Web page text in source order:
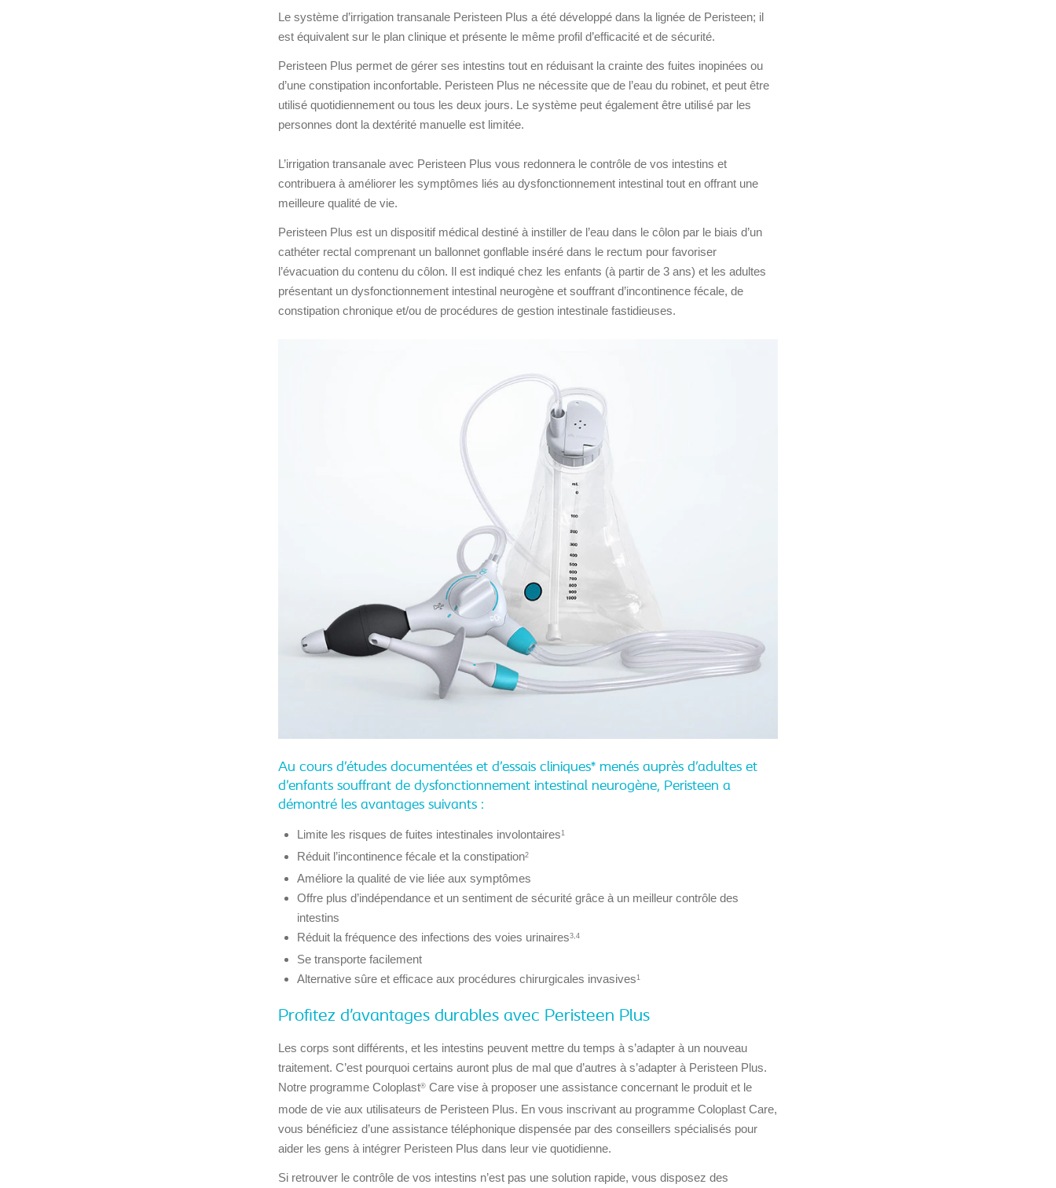
Le système d’irrigation transanale Peristeen Plus a été développé dans la lignée de Peristeen; il
est équivalent sur le plan clinique et présente le même profil d’efficacité et de sécurité.
Peristeen Plus permet de gérer ses intestins tout en réduisant la crainte des fuites inopinées ou
d’une constipation inconfortable. Peristeen Plus ne nécessite que de l’eau du robinet, et peut être
utilisé quotidiennement ou tous les deux jours. Le système peut également être utilisé par les
personnes dont la dextérité manuelle est limitée.
L’irrigation transanale avec Peristeen Plus vous redonnera le contrôle de vos intestins et
contribuera à améliorer les symptômes liés au dysfonctionnement intestinal tout en offrant une
meilleure qualité de vie.
Peristeen Plus est un dispositif médical destiné à instiller de l’eau dans le côlon par le biais d’un
cathéter rectal comprenant un ballonnet gonflable inséré dans le rectum pour favoriser
l’évacuation du contenu du côlon. Il est indiqué chez les enfants (à partir de 3 ans) et les adultes
présentant un dysfonctionnement intestinal neurogène et souffrant d’incontinence fécale, de
constipation chronique et/ou de procédures de gestion intestinale fastidieuses.
Au cours d’études documentées et d’essais cliniques* menés auprès d’adultes et
d’enfants souffrant de dysfonctionnement intestinal neurogène, Peristeen a
démontré les avantages suivants :
Limite les risques de fuites intestinales involontaires1
Réduit l’incontinence fécale et la constipation2
Améliore la qualité de vie liée aux symptômes
Offre plus d’indépendance et un sentiment de sécurité grâce à un meilleur contrôle des
intestins
Réduit la fréquence des infections des voies urinaires3,4
Se transporte facilement
Alternative sûre et efficace aux procédures chirurgicales invasives1
Profitez d’avantages durables avec Peristeen Plus
Les corps sont différents, et les intestins peuvent mettre du temps à s’adapter à un nouveau
traitement. C’est pourquoi certains auront plus de mal que d’autres à s’adapter à Peristeen Plus.
Notre programme Coloplast® Care vise à proposer une assistance concernant le produit et le
mode de vie aux utilisateurs de Peristeen Plus. En vous inscrivant au programme Coloplast Care,
vous bénéficiez d’une assistance téléphonique dispensée par des conseillers spécialisés pour
aider les gens à intégrer Peristeen Plus dans leur vie quotidienne.
Si retrouver le contrôle de vos intestins n’est pas une solution rapide, vous disposez des